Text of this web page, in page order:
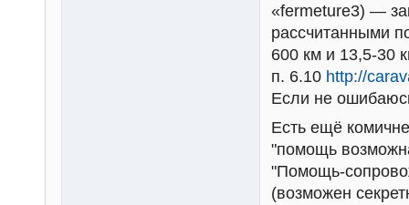
«fermeture3) —
рассчитанными
600 км и 13,5-30
п. 6.10 http://
Если не
Есть ещё
"помощь
"Помощь-
(возможен